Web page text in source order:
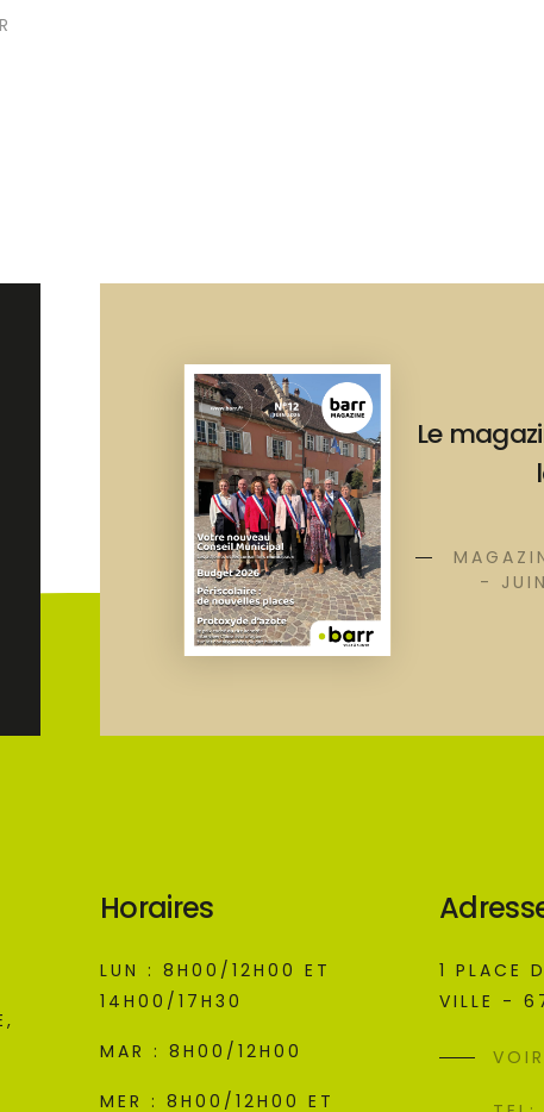
Le
-
Horaires
LUN : 8H00/12H00 ET
14H00/17H30
MAR : 8H00/12H00
MER : 8H00/12H00 ET
1 PLACE
VILLE -